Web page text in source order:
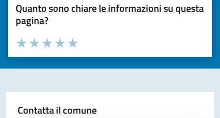
Quanto sono chiare le informazioni su questa
pagina?
Valuta la chiarezza delle informazioni (da 1 a 5 stelle)
Seleziona il numero di stelle per valutare la chiarezza delle
Valuta 5 stelle su 5
Valuta 4 stelle su 5
Valuta 3 stelle su 5
Valuta 2 stelle su 5
Valuta 1 stelle su 5
Contatta il comune